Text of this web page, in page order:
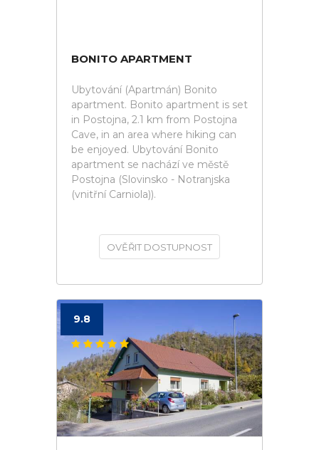
BONITO APARTMENT
Ubytování (Apartmán) Bonito
apartment. Bonito apartment is set
in Postojna, 2.1 km from Postojna
Cave, in an area where hiking can
be enjoyed. Ubytování Bonito
apartment se nachází ve městě
Postojna (Slovinsko - Notranjska
(vnitřní Carniola)).
OVĚŘIT DOSTUPNOST
9.8